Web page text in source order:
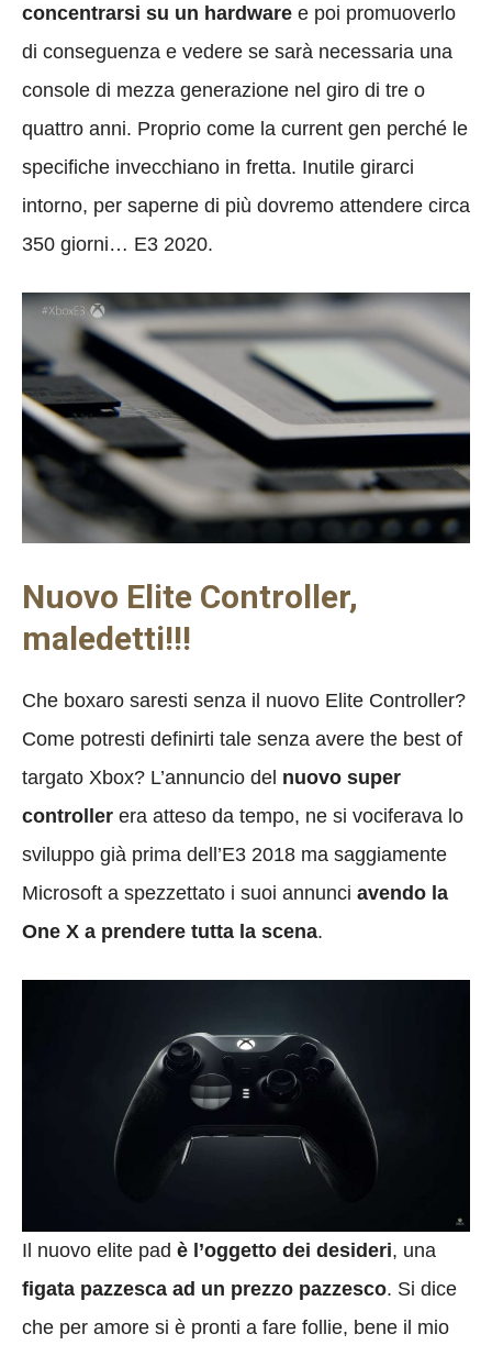
concentrarsi su un hardware e poi promuoverlo
di conseguenza e vedere se sarà necessaria una
console di mezza generazione nel giro di tre o
quattro anni. Proprio come la current gen perché le
specifiche invecchiano in fretta. Inutile girarci
intorno, per saperne di più dovremo attendere circa
350 giorni… E3 2020.
Nuovo Elite Controller,
maledetti!!!
Che boxaro saresti senza il nuovo Elite Controller?
Come potresti definirti tale senza avere the best of
targato Xbox? L’annuncio del nuovo super
controller era atteso da tempo, ne si vociferava lo
sviluppo già prima dell’E3 2018 ma saggiamente
Microsoft a spezzettato i suoi annunci avendo la
One X a prendere tutta la scena.
Il nuovo elite pad è l’oggetto dei desideri, una
figata pazzesca ad un prezzo pazzesco. Si dice
che per amore si è pronti a fare follie, bene il mio